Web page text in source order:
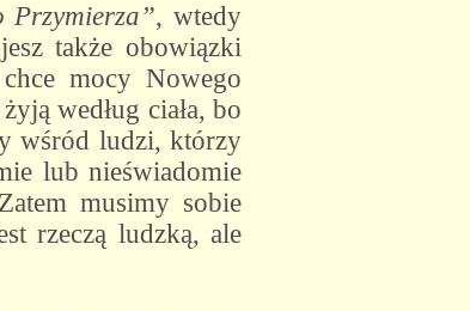
Przymierza”, wtedy
także obowiązki
mocy Nowego
według ciała, bo
wśród ludzi, którzy
lub nieświadomie
musimy sobie
rzeczą ludzką, ale